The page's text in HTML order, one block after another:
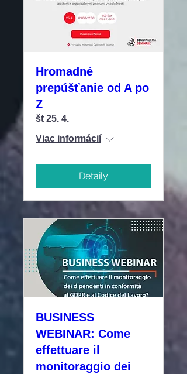
Hromadné
prepúšťanie od A po
Z
št 25. 4.
Viac informácií
Detaily
BUSINESS
WEBINAR: Come
effettuare il
monitoraggio dei